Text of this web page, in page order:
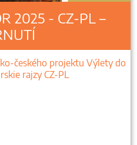
2025 - CZ-PL –
českého projektu Výlety do
rajzy CZ-PL